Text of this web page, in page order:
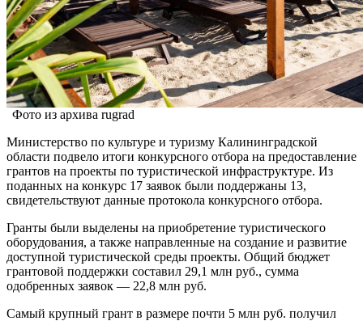
Фото из архива rugrad
Министерство по культуре и туризму Калининградской
области подвело итоги конкурсного отбора на предоставление
грантов на проекты по туристической инфраструктуре. Из
поданных на конкурс 17 заявок были поддержаны 13,
свидетельствуют данные протокола конкурсного отбора.
Гранты были выделены на приобретение туристического
оборудования, а также направленные на создание и развитие
доступной туристической среды проекты. Общий бюджет
грантовой поддержки составил 29,1 млн руб., сумма
одобренных заявок — 22,8 млн руб.
Самый крупный грант в размере почти 5 млн руб. получил